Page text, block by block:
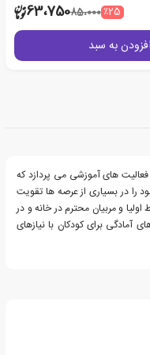
٪2585،00063،750
افزودن به سبد
های آموزشی می پردازد که
را در بسیاری از عرصه ها تقویت
و مربیان محترم در خانه و در
برای کودکان با نیازهای